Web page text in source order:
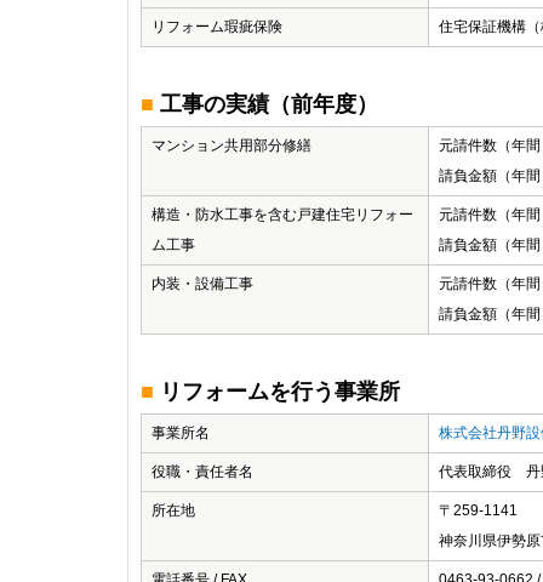
リフォーム瑕疵保険 住宅保証機構（
■ 工事の実績（前年度）
マンション共用部分修繕 元請件数（年
請負金額（年
構造・防水工事を含む戸建住宅リフォー
ム工事
元請件数（年
請負金額（年
内装・設備工事 元請件数（年
請負金額（年
■ リフォームを行う事業所
事業所名 株式会社丹野
役職・責任者名 代表取締役
所在地 〒259-1141
神奈川県伊勢